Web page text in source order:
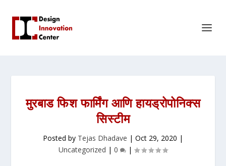
मुरबाड फिश फार्मिंग आणि हायड्रोपोनिक्स
सिस्टीम
Posted by Tejas Dhadave | Oct 29, 2020 |
Uncategorized | 0 |